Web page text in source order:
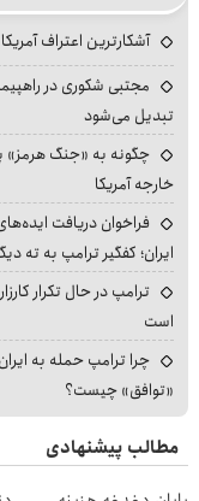
آشکارترین اعتراف
مجتبی شکوری در
تبدیل می‌شود
چگونه به «جنگ هرمز»
خارجه آمریکا
فراخوان دریافت
ایران؛ کفگیر ترامپ به ته
ترامپ در حال تکرار
است
چرا ترامپ حمله به
«توافق» چیست؟
مطالب پیشنهادی